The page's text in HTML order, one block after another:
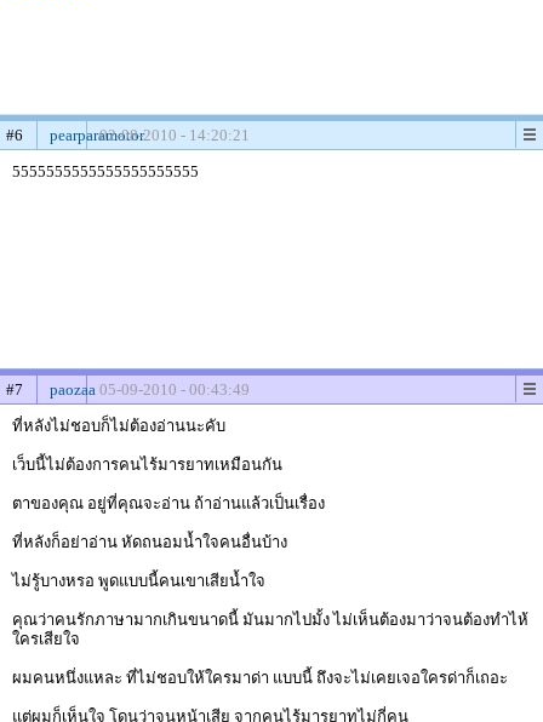
#6 pearparamotor02-08-2010 - 14:20:21
5555555555555555555555
#7 paozaa 05-09-2010 - 00:43:49
ที่หลังไม่ชอบก็ไม่ต้องอ่านนะคับ
เว็บนี้ไม่ต้องการคนไร้มารยาทเหมือนกัน
ตาของคุณ อยู่ที่คุณจะอ่าน ถ้าอ่านแล้วเป็นเรื่อง
ที่หลังก็อย่าอ่าน หัดถนอมน้ำใจคนอื่นบ้าง
ไม่รู้บางหรอ พูดแบบนี้คนเขาเสียน้ำใจ
คุณว่าคนรักภาษามากเกินขนาดนี้ มันมากไปมั้ง ไม่เห็นต้องมาว่าจนต้องทำไห้
ใครเสียใจ
ผมคนหนึ่งแหละ ที่ไม่ชอบให้ใครมาด่า แบบนี้ ถึงจะไม่เคยเจอใครด่าก็เถอะ
แต่ผมก็เห็นใจ โดนว่าจนหน้าเสีย จากคนไร้มารยาทไม่กี่คน